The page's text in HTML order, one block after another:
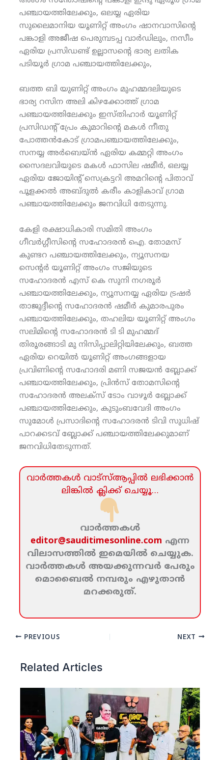
പഞ്ചായത്തിലേക്കും, ഒലയ്യ ഏരിയ
സുലൈമാനിയ യൂണിറ്റ് അംഗം ഷാനവാസിന്റെ
പങ്കാളി അജീഷ പെരുമ്പടപ്പ വാര്‍ഡിലും, നസീം
ഏരിയ പ്രസിഡണ്ട് ഉല്ലാസന്റെ ഭാര്യ ലതിക
പടിയൂര്‍ ഗ്രാമ പഞ്ചായത്തിലേക്കും,
ബത്ത ബി യുണിറ്റ് അംഗം മുഹമ്മദലിയുടെ
ഭാര്യ റസിന അലി കിഴക്കോത്ത് ഗ്രാമ
പഞ്ചായത്തിലേക്കും ഇസ്തിഹാര്‍ യൂണിറ്റ്
പ്രസിഡന്റ് പ്രേം കുമാറിന്റെ മകള്‍ നീതു
പോത്തന്‍കോട് ഗ്രാമപഞ്ചായത്തിലേക്കും,
സനയ്യ അര്‍ബെയ്ന്‍ ഏരിയ കമ്മറ്റി അംഗം
സൈദലവിയുടെ മകള്‍ ഫാസില ഷമീര്‍, ഒലയ്യ
ഏരിയ ജോയിന്റ് സെക്രട്ടറി അമറിന്റെ പിതാവ്
പൂളക്കല്‍ അബ്ദുല്‍ കരീം കാളികാവ് ഗ്രാമ
പഞ്ചായത്തിലേക്കും ജനവിധി തേടുന്നു.
കേളി രക്ഷാധികാരി സമിതി അംഗം
ഗീവര്‍ഗ്ഗീസിന്റെ സഹോദരന്‍ ഐ. തോമസ്
കുണ്ടറ പഞ്ചായത്തിലേക്കും, ന്യൂസനയ
സെന്റര്‍ യൂണിറ്റ് അംഗം സജിയുടെ
സഹോദരന്‍ എസ് കെ സുനി നഗരൂര്‍
പഞ്ചായത്തിലേക്കും, ന്യൂസനയ്യ ഏരിയ ട്രഷര്‍
താജുദ്ദീന്റെ സഹോദരന്‍ ഷമീര്‍ കുമാരപുരം
പഞ്ചായത്തിലേക്കും, തഹലിയ യൂണിറ്റ് അംഗം
സലിമിന്റെ സഹോദരന്‍ ടി ടി മുഹമ്മദ്
തിരൂരങ്ങാടി മു നിസിപ്പാലിറ്റിയിലേക്കും, ബത്ത
ഏരിയ റെയില്‍ യൂണിറ്റ് അംഗങ്ങളായ
പ്രവിണിന്റെ സഹോദരി മണി സജയന്‍ ബ്ലോക്ക്
പഞ്ചായത്തിലേക്കും, പ്രിന്‍സ് തോമസിന്റെ
സഹോദരന്‍ അലക്‌സ് ടോം വാഴൂര്‍ ബ്ലോക്ക്
പഞ്ചായത്തിലേക്കും, കുടുംബവേദി അംഗം
സുമോള്‍ പ്രസാദിന്റെ സഹോദരന്‍ ടിവി സുധിഷ്
പാറക്കടവ് ബ്ലോക്ക് പഞ്ചായത്തിലേക്കുമാണ്
ജനവിധിതേടുന്നത്.
വാര്‍ത്തകള്‍ വാട്‌സ്‌ആപ്പില്‍ ലഭിക്കാന്‍
ലിങ്കില്‍ ക്ലിക്ക്‌ ചെയ്യൂ…
വാര്‍ത്തകള്‍
editor@sauditimesonline.com എന്ന
വിലാസത്തില്‍ ഇമെയില്‍ ചെയ്യുക.
വാര്‍ത്തകള്‍ അയക്കുന്നവര്‍ പേരും
മൊബൈല്‍ നമ്പരും എഴുതാന്‍
മറക്കരുത്‌.
PREVIOUS NEXT
Related Articles